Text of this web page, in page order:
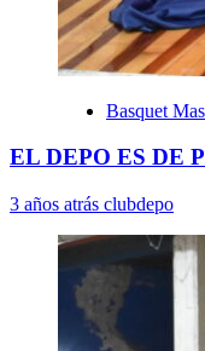
Basquet
EL DEPO ES DE
3 años atrás clubdepo